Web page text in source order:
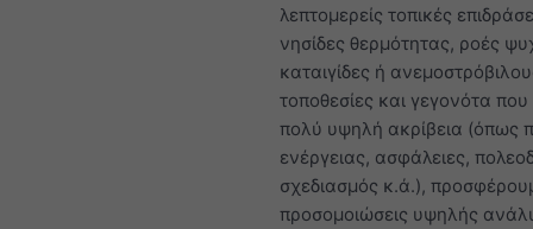
λεπτομερείς τοπικές
νησίδες θερμότητας, ροές
καταιγίδες ή
τοποθεσίες και γεγονότα
πολύ υψηλή ακρίβεια (όπως
ενέργειας, ασφάλειες,
σχεδιασμός κ.ά.),
προσομοιώσεις υψηλής